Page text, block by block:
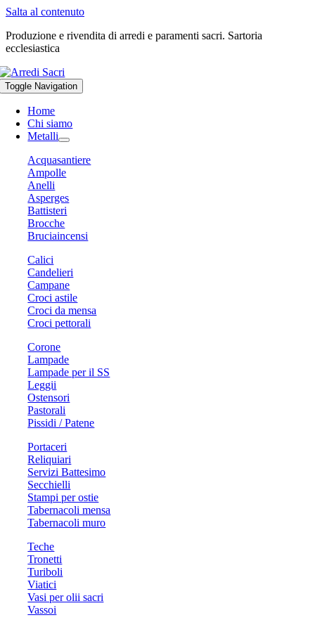
Salta al contenuto
Produzione e rivendita di arredi e paramenti sacri. Sartoria
ecclesiastica
Toggle Navigation
Home
Chi siamo
Metalli
Acquasantiere
Ampolle
Anelli
Asperges
Battisteri
Brocche
Bruciaincensi
Calici
Candelieri
Campane
Croci astile
Croci da mensa
Croci pettorali
Corone
Lampade
Lampade per il SS
Leggii
Ostensori
Pastorali
Pissidi / Patene
Portaceri
Reliquiari
Servizi Battesimo
Secchielli
Stampi per ostie
Tabernacoli mensa
Tabernacoli muro
Teche
Tronetti
Turiboli
Viatici
Vasi per olii sacri
Vassoi